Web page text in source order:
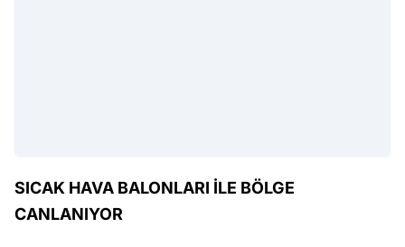
SICAK HAVA BALONLARI İLE BÖLGE
CANLANIYOR